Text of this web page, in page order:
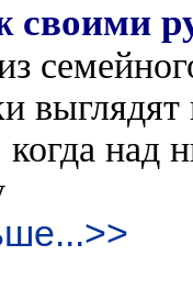
выглядят
над